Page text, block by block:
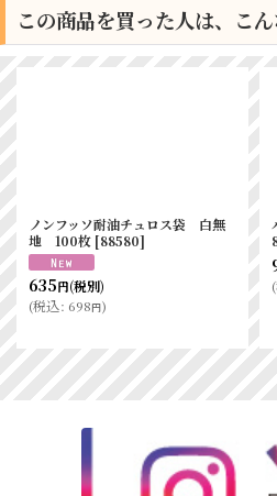
この商品を買った人は、こ
フレックスストロー 透明袋入(個包
装) 赤 1箱(400本) [81765
850円(税別)
(税込:935円 )